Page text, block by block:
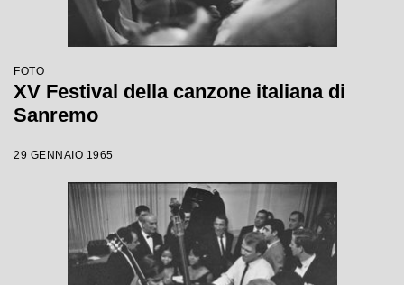
FOTO
XV Festival della canzone italiana di
Sanremo
29 GENNAIO 1965